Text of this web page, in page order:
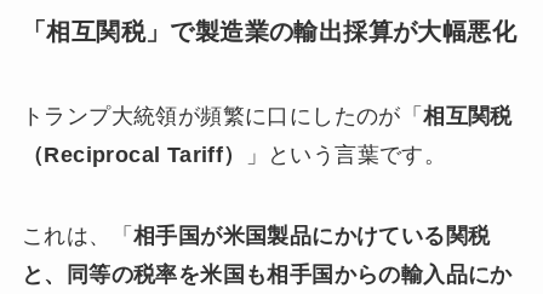
「相互関税」で製造業の輸出採算が大幅悪化
トランプ大統領が頻繁に口にしたのが「相互関税
（Reciprocal Tariff）
」という言葉です。
これは、「 相手国が米国製品にかけている関税
と、同等の税率を米国も相手国からの輸入品にか